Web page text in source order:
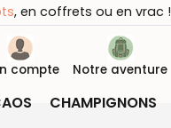
, en coffrets ou en vrac !
compte Notre aventure
CHAMPIGNONS